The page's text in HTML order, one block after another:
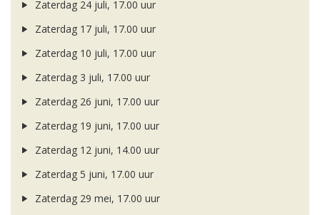
Zaterdag 24 juli, 17.00 uur
Zaterdag 17 juli, 17.00 uur
Zaterdag 10 juli, 17.00 uur
Zaterdag 3 juli, 17.00 uur
Zaterdag 26 juni, 17.00 uur
Zaterdag 19 juni, 17.00 uur
Zaterdag 12 juni, 14.00 uur
Zaterdag 5 juni, 17.00 uur
Zaterdag 29 mei, 17.00 uur